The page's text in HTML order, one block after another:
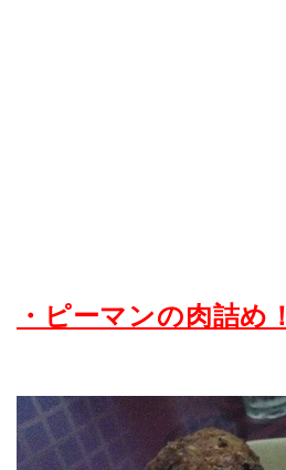
・ピーマンの肉詰め！